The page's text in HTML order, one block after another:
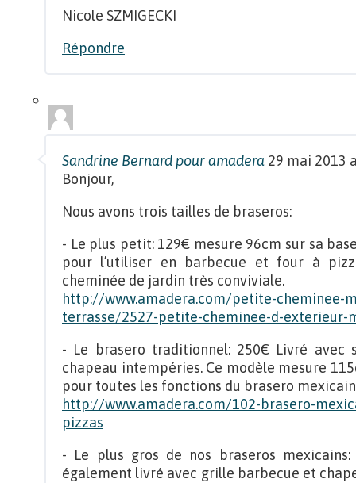
Nicole SZMIGECKI
Répondre
Sandrine Bernard pour amadera 29 mai 2013
Bonjour,
Nous avons trois tailles de braseros:
- Le plus petit: 129€ mesure 96cm sur sa
pour l’utiliser en barbecue et four à
cheminée de jardin très conviviale.
http://www.amadera.com/petite-cheminee-
terrasse/2527-petite-cheminee-d-exterieur-
- Le brasero traditionnel: 250€ Livré avec
chapeau intempéries. Ce modèle mesure
pour toutes les fonctions du brasero mexicain
http://www.amadera.com/102-brasero-
pizzas
- Le plus gros de nos braseros
également livré avec grille barbecue et